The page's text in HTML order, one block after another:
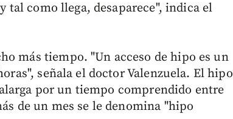
tal como llega, desaparece", indica el
más tiempo. "Un acceso de hipo es un
señala el doctor Valenzuela. El hipo
por un tiempo comprendido entre
de un mes se le denomina "hipo